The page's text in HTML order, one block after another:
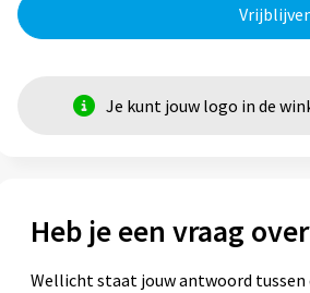
Je kunt jouw logo in de
Heb je een vraag
Wellicht staat jouw antwoord